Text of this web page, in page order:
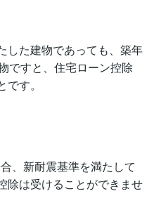
した建物であっても、築年
ですと、住宅ローン控除
す。
、新耐震基準を満たして
除は受けることができませ